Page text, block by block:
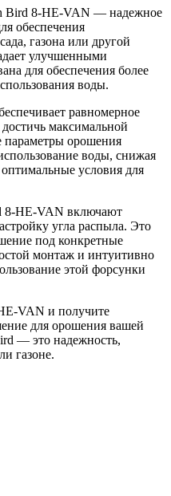
Bird 8-HE-VAN — надежное
обеспечения
газона или другой
улучшенными
для обеспечения более
воды.
равномерное
максимальной
орошения
воды, снижая
условия для
8-HE-VAN включают
угла распыла. Это
под конкретные
монтаж и интуитивно
этой форсунки
VAN и получите
для орошения вашей
— это надежность,
газоне.